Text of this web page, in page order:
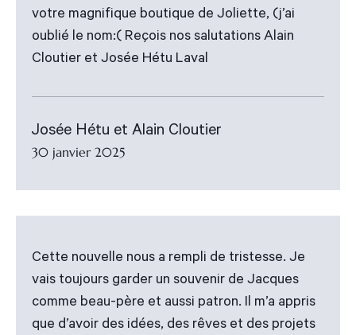
votre magnifique boutique de Joliette, (j’ai
oublié le nom:( Reçois nos salutations Alain
Cloutier et Josée Hétu Laval
Josée Hétu et Alain Cloutier
30 janvier 2025
Cette nouvelle nous a rempli de tristesse. Je
vais toujours garder un souvenir de Jacques
comme beau-père et aussi patron. Il m’a appris
que d’avoir des idées, des rêves et des projets